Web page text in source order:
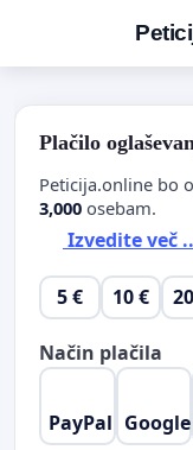
Plačilo
Peticija.online bo
3,000 osebam.
Izvedite več
5 € 10 €
Način plačila
PayPal